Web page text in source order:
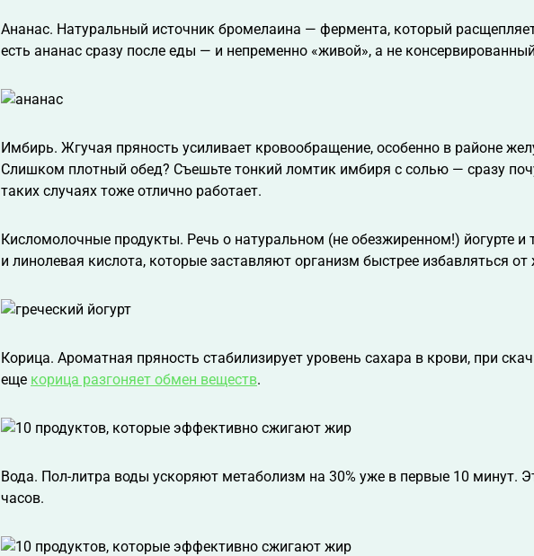
Ананас. Натуральный источник бромелаина — фермента, который
есть ананас сразу после еды — и непременно «живой», а не
Имбирь. Жгучая пряность усиливает кровообращение, особенно в районе
Слишком плотный обед? Съешьте тонкий ломтик имбиря с солью — сразу
таких случаях тоже отлично работает.
Кисломолочные продукты. Речь о натуральном (не обезжиренном!) йогурте и
и линолевая кислота, которые заставляют организм быстрее избавляться
Корица. Ароматная пряность стабилизирует уровень сахара в крови, при
еще корица разгоняет обмен веществ.
Вода. Пол-литра воды ускоряют метаболизм на 30% уже в первые 10 минут.
часов.